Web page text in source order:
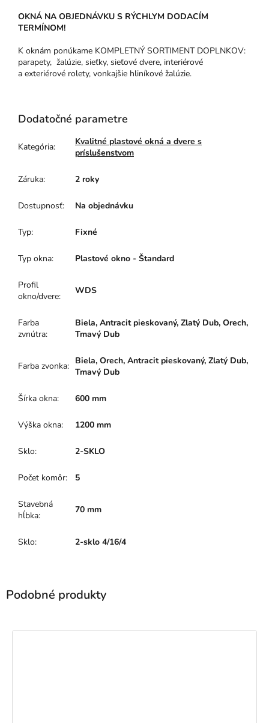
OKNÁ NA OBJEDNÁVKU S RÝCHLYM DODACÍM
TERMÍNOM!
K oknám ponúkame KOMPLETNÝ SORTIMENT DOPLNKOV:
parapety, žalúzie, sieťky, sieťové dvere, interiérové
a exteriérové rolety, vonkajšie hliníkové žalúzie.
Dodatočné parametre
Kategória:
Kvalitné plastové okná a dvere s
príslušenstvom
Záruka: 2 roky
Dostupnosť: Na objednávku
Typ: Fixné
Typ okna: Plastové okno - Štandard
Profil
okno/dvere:
WDS
Farba
zvnútra:
Biela, Antracit pieskovaný, Zlatý Dub, Orech,
Tmavý Dub
Farba zvonka: Biela, Orech, Antracit pieskovaný, Zlatý Dub,
Tmavý Dub
Šírka okna: 600 mm
Výška okna: 1200 mm
Sklo: 2-SKLO
Počet komôr: 5
Stavebná
hĺbka:
70 mm
Sklo: 2-sklo 4/16/4